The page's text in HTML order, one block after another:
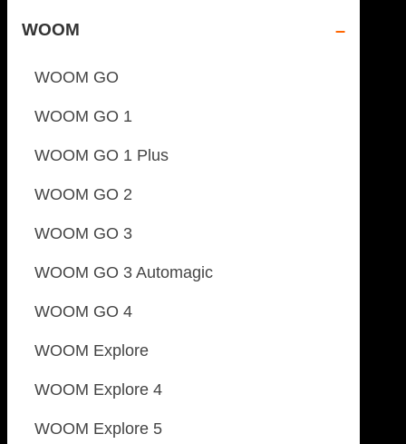
WOOM
WOOM GO
WOOM GO 1
WOOM GO 1 Plus
WOOM GO 2
WOOM GO 3
WOOM GO 3 Automagic
WOOM GO 4
WOOM Explore
WOOM Explore 4
WOOM Explore 5